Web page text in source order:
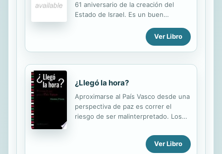
61 aniversario de la creación del
Estado de Israel. Es un buen
valorar, si cabe, los principios
fundacionales del citado Estado, su
evolución a lo largo de estas seis
décadas y las perspectivas de futuro
viven hoy en día en la sociedad
israelí. Temas de tanta envergadura
como el carácter laico del Estado, el
reconocimiento de la libertad
étnico-culturales que existen en el
país son objeto de intensos debates
Ver Libro
¿Llegó la hora?
Aproximarse al País Vasco desde una
perspectiva de paz es correr el
riesgo de ser malinterpretado. Los
amenazas, las detenciones, las
ilegalizaciones o la política deVer Libro